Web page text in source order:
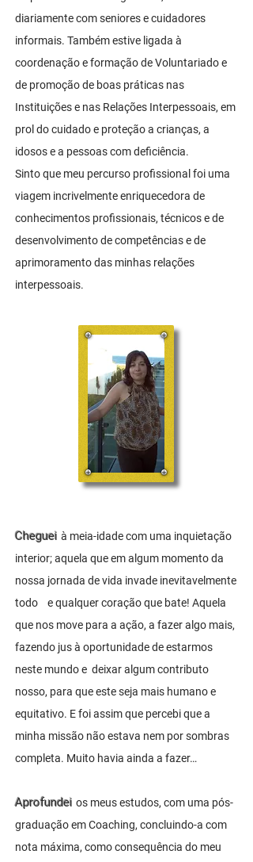
diariamente com seniores e cuidadores
informais. Também estive ligada à
coordenação e formação de Voluntariado e
de promoção de boas práticas nas
Instituições e nas Relações Interpessoais, em
prol do cuidado e proteção a crianças, a
idosos e a pessoas com deficiência.
Sinto que meu percurso profissional foi uma
viagem incrivelmente enriquecedora de
conhecimentos profissionais, técnicos e de
desenvolvimento de competências e de
aprimoramento das minhas relações
interpessoais.
Cheguei à meia-idade com uma inquietação
interior; aquela que em algum momento da
nossa jornada de vida invade inevitavelmente
todo e qualquer coração que bate! Aquela
que nos move para a ação, a fazer algo mais,
fazendo jus à oportunidade de estarmos
neste mundo e deixar algum contributo
nosso, para que este seja mais humano e
equitativo. E foi assim que percebi que a
minha missão não estava nem por sombras
completa. Muito havia ainda a fazer…
Aprofundei os meus estudos, com uma pós-
graduação em Coaching, concluindo-a com
nota máxima, como consequência do meu